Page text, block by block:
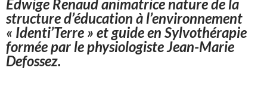
Edwige Renaud animatrice nature de la
structure d’éducation à l’environnement
« Identi’Terre » et guide en Sylvothérapie
formée par le physiologiste Jean-Marie
Defossez.